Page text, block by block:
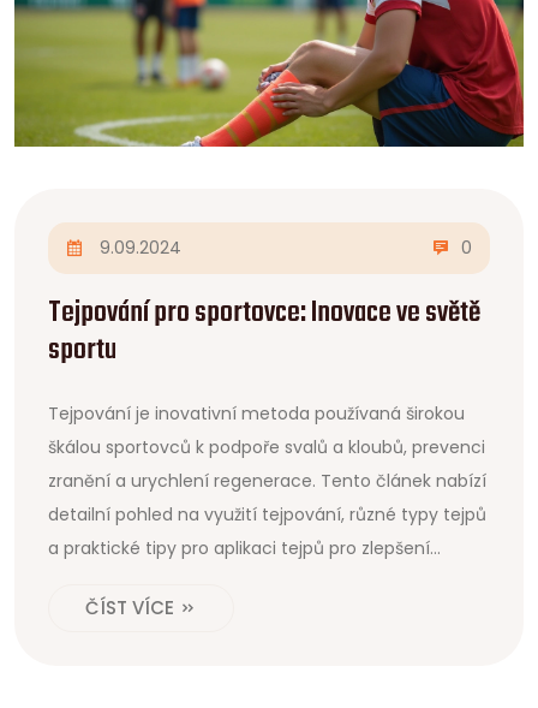
9.09.2024 0
Tejpování pro sportovce: Inovace ve světě
sportu
Tejpování je inovativní metoda používaná širokou
škálou sportovců k podpoře svalů a kloubů, prevenci
zranění a urychlení regenerace. Tento článek nabízí
detailní pohled na využití tejpování, různé typy tejpů
a praktické tipy pro aplikaci tejpů pro zlepšení
ČÍST VÍCE